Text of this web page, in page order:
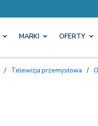
MARKI OFERTY
/ Telewizja przemysłowa /